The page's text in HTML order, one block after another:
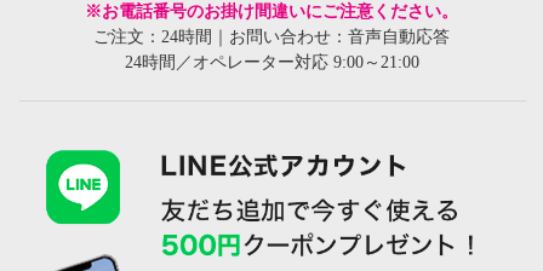
※お電話番号のお掛け間違いにご注意ください。
ご注文：24時間｜お問い合わせ：音声自動応答
24時間／オペレーター対応 9:00～21:00